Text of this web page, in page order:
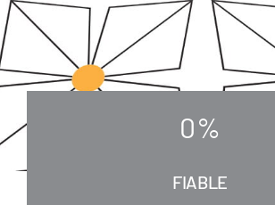
0%
FIABLE